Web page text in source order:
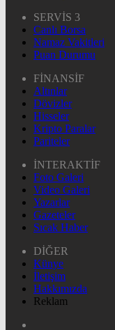
SERVİS 3
Canlı Borsa
Namaz Vakitleri
Puan Durumu
FİNANSİF
Altınlar
Dövizler
Hisseler
Kripto Paralar
Pariteler
İNTERAKTİF
Foto Galeri
Video Galeri
Yazarlar
Gazeteler
Sıcak Haber
DİĞER
Künye
İletişim
Hakkımızda
Reklam